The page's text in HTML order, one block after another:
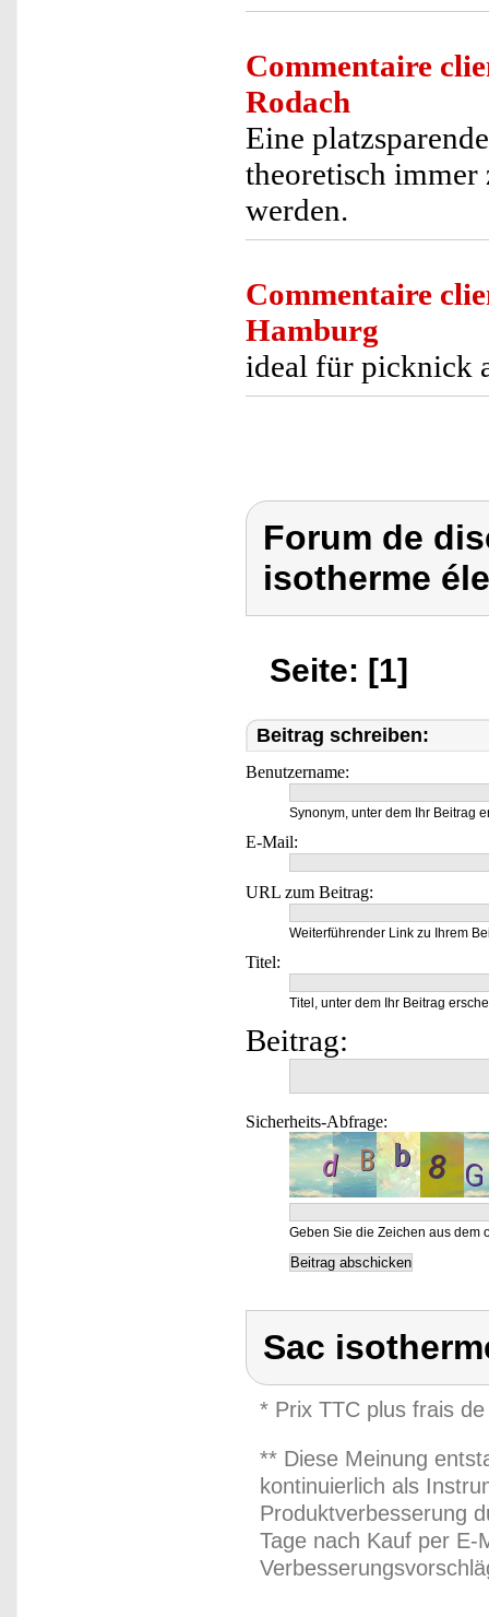
Commentaire
Rodach
Eine
theoretisch immer
werden.
Commentaire
Hamburg
ideal für picknick
Forum de
isotherme
Seite: [1]
Beitrag schreiben:
Benutzername:
Synonym, unter dem Ihr Beitrag
E-Mail:
URL zum Beitrag:
Weiterführender Link zu Ihrem
Titel:
Titel, unter dem Ihr Beitrag
Beitrag:
Sicherheits-Abfrage:
Geben Sie die Zeichen aus dem
Sac
* Prix TTC plus frais
** Diese Meinung
kontinuierlich als
Produktverbesserung
Tage nach Kauf per E-